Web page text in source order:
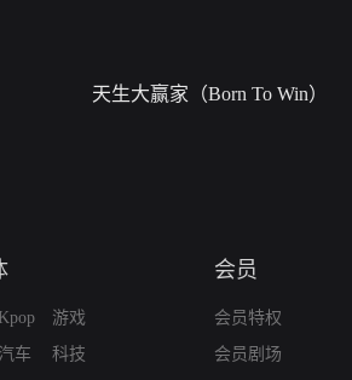
天生大赢家（Born To Win）
Kpop
汽车
游戏
科技
会员
会员特权
会员剧场